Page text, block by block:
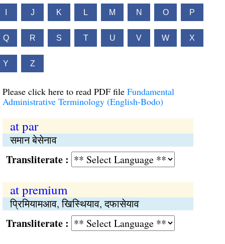
J K L M N O P
Q R S T U V W X
Y Z
Please click here to read PDF file Fundamental
Administrative Terminology (English-Bodo)
at par
समान बेसेनाव
:
at premium
प्रिमियामआव, खिस्थियाव, दफासेयाव
: